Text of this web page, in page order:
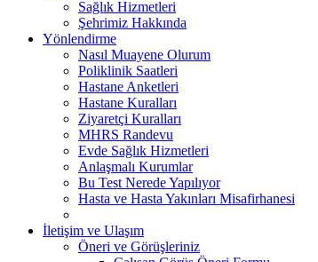
Sağlık Hizmetleri
Şehrimiz Hakkında
Yönlendirme
Nasıl Muayene Olurum
Poliklinik Saatleri
Hastane Anketleri
Hastane Kuralları
Ziyaretçi Kuralları
MHRS Randevu
Evde Sağlık Hizmetleri
Anlaşmalı Kurumlar
Bu Test Nerede Yapılıyor
Hasta ve Hasta Yakınları Misafirhanesi
İletişim ve Ulaşım
Öneri ve Görüşleriniz